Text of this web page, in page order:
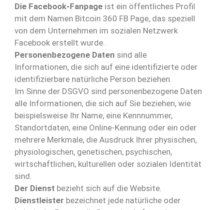
Die Facebook-Fanpage ist ein öffentliches Profil
mit dem Namen Bitcoin 360 FB Page, das speziell
von dem Unternehmen im sozialen Netzwerk
Facebook erstellt wurde.
Personenbezogene Daten sind alle
Informationen, die sich auf eine identifizierte oder
identifizierbare natürliche Person beziehen.
Im Sinne der DSGVO sind personenbezogene Daten
alle Informationen, die sich auf Sie beziehen, wie
beispielsweise Ihr Name, eine Kennnummer,
Standortdaten, eine Online-Kennung oder ein oder
mehrere Merkmale, die Ausdruck Ihrer physischen,
physiologischen, genetischen, psychischen,
wirtschaftlichen, kulturellen oder sozialen Identität
sind.
Der Dienst bezieht sich auf die Website.
Dienstleister bezeichnet jede natürliche oder